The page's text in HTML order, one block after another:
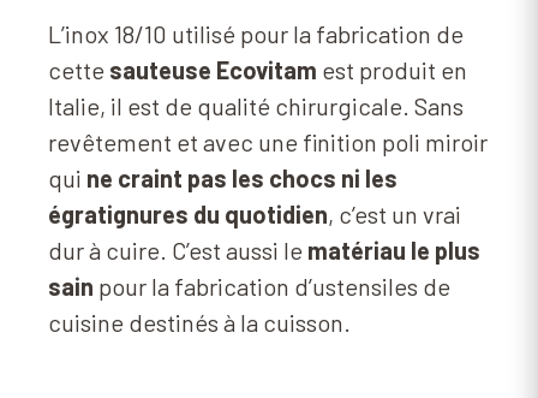
L’inox 18/10 utilisé pour la fabrication de
cette sauteuse Ecovitam est produit en
Italie, il est de qualité chirurgicale. Sans
revêtement et avec une finition poli miroir
qui ne craint pas les chocs ni les
égratignures du quotidien, c’est un vrai
dur à cuire. C’est aussi le matériau le plus
sain pour la fabrication d’ustensiles de
cuisine destinés à la cuisson.